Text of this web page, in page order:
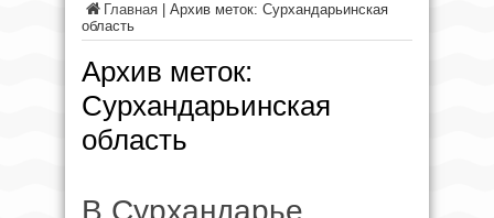
Главная
Архив меток: Сурхандарьинская
область
Архив меток:
Сурхандарьинская
область
В Сурхандарье